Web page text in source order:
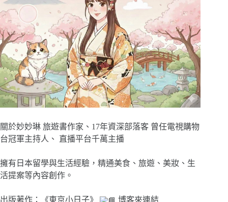
關於妙妙琳 旅遊書作家、17年資深部落客 曾任電視購物
台冠軍主持人、 直播平台千萬主播
擁有日本留學與生活經驗，精通美食、旅遊、美妝、生
活提案等內容創作。
出版著作：《東京小日子》 博客來連結